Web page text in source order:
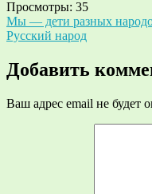
Просмотры: 35
Навигация
по
записям
Мы — дети разных
Русский народ
Добавить
Ваш адрес email не будет